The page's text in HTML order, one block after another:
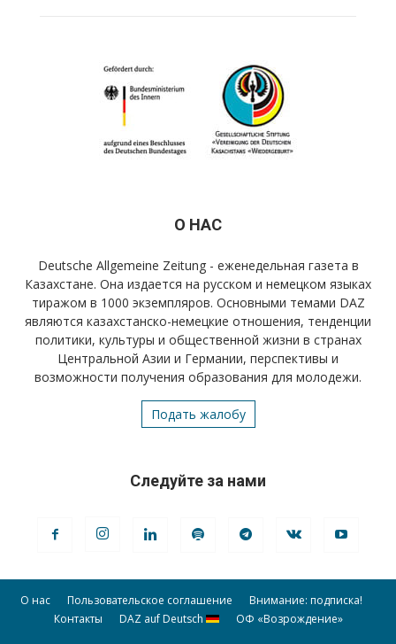
О НАС
Deutsche Allgemeine Zeitung - еженедельная газета в
Казахстане. Она издается на русском и немецком языках
тиражом в 1000 экземпляров. Основными темами DAZ
являются казахстанско-немецкие отношения, тенденции
политики, культуры и общественной жизни в странах
Центральной Азии и Германии, перспективы и
возможности получения образования для молодежи.
Подать жалобу
Следуйте за нами
О нас Пользовательское соглашение
Внимание: подписка!
Контакты
DAZ auf Deutsch ОФ «Возрождение»